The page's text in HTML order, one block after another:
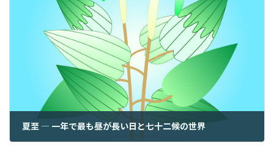
夏至 ― 一年で最も昼が長い日と七十二候の世界